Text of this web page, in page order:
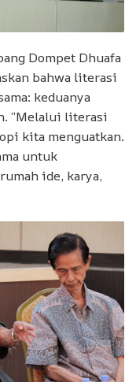
Dompet Dhuafa
bahwa literasi
keduanya
“Melalui literasi
kita menguatkan.
untuk
ide, karya,